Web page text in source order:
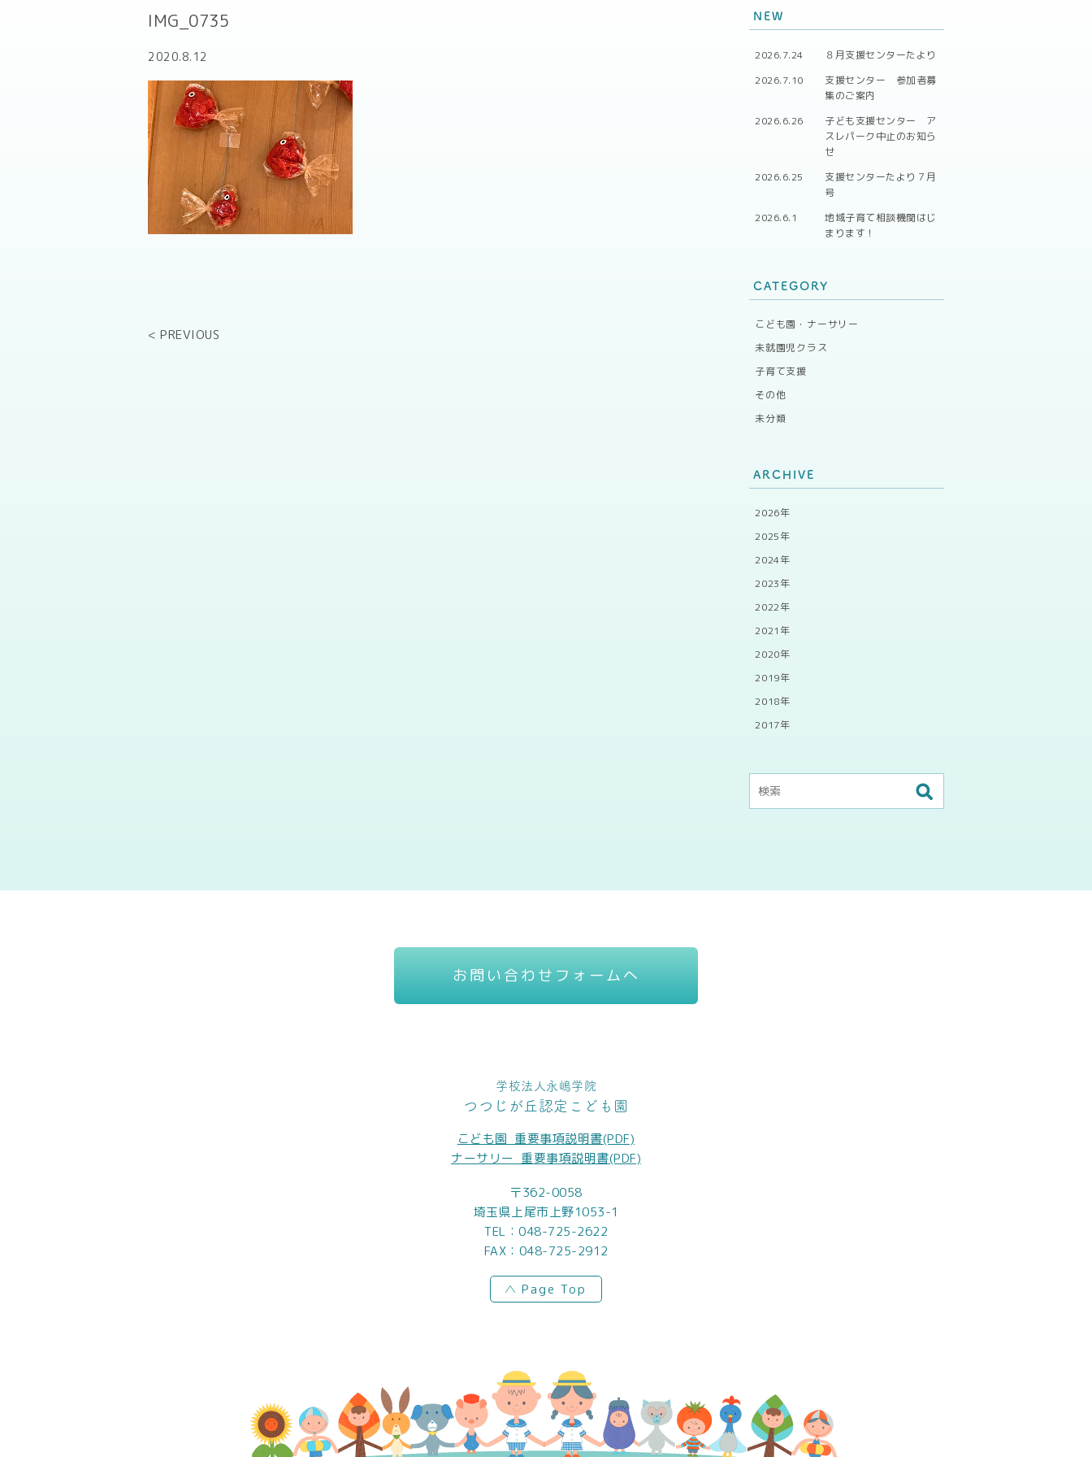
IMG_0735
2020.8.12
< PREVIOUS
NEW
2026.7.24
８月支援センターたより
2026.7.10
支援センター 参加者募
集のご案内
2026.6.26
子ども支援センター ア
スレパーク中止のお知ら
せ
2026.6.25
支援センターたより７月
号
2026.6.1
地域子育て相談機関はじ
まります！
CATEGORY
こども園・ナーサリー
未就園児クラス
子育て支援
その他
未分類
ARCHIVE
2026年
2025年
2024年
2023年
2022年
2021年
2020年
2019年
2018年
2017年
お問い合わせフォームへ
学校法人永嶋学院
つつじが丘認定こども園
こども園_重要事項説明書(PDF)
ナーサリー_重要事項説明書(PDF)
〒362-0058
埼玉県上尾市上野1053-1
TEL： 048-725-2622
FAX：048-725-2912
Page Top